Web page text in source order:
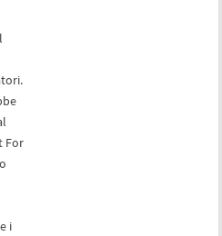
For
i